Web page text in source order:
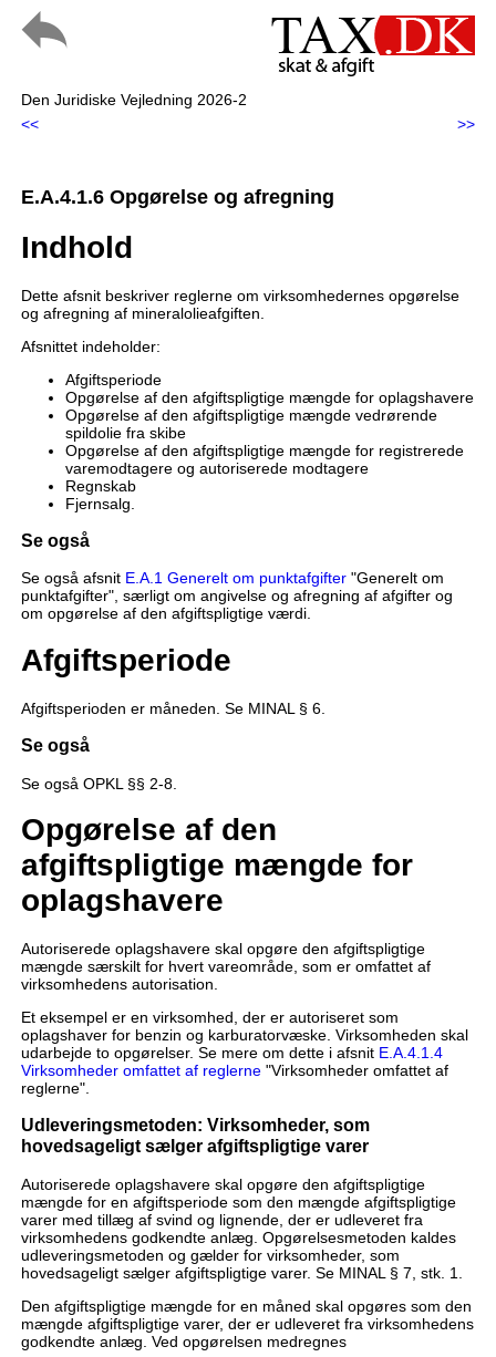
Den Juridiske Vejledning 2026-2
<<
>>
E.A.4.1.6 Opgørelse og afregning
Indhold
Dette afsnit beskriver reglerne om virksomhedernes opgørelse
og afregning af mineralolieafgiften.
Afsnittet indeholder:
Afgiftsperiode
Opgørelse af den afgiftspligtige mængde for oplagshavere
Opgørelse af den afgiftspligtige mængde vedrørende
spildolie fra skibe
Opgørelse af den afgiftspligtige mængde for registrerede
varemodtagere og autoriserede modtagere
Regnskab
Fjernsalg.
Se også
Se også afsnit E.A.1 Generelt om punktafgifter"Generelt om
punktafgifter", særligt om angivelse og afregning af afgifter og
om opgørelse af den afgiftspligtige værdi.
Afgiftsperiode
Afgiftsperioden er måneden. Se MINAL § 6.
Se også
Se også OPKL §§ 2-8.
Opgørelse af den
afgiftspligtige mængde for
oplagshavere
Autoriserede oplagshavere skal opgøre den afgiftspligtige
mængde særskilt for hvert vareområde, som er omfattet af
virksomhedens autorisation.
Et eksempel er en virksomhed, der er autoriseret som
oplagshaver for benzin og karburatorvæske. Virksomheden skal
udarbejde to opgørelser. Se mere om dette i afsnit E.A.4.1.4
Virksomheder omfattet af reglerne"Virksomheder omfattet af
reglerne".
Udleveringsmetoden: Virksomheder, som
hovedsageligt sælger afgiftspligtige varer
Autoriserede oplagshavere skal opgøre den afgiftspligtige
mængde for en afgiftsperiode som den mængde afgiftspligtige
varer med tillæg af svind og lignende, der er udleveret fra
virksomhedens godkendte anlæg. Opgørelsesmetoden kaldes
udleveringsmetoden og gælder for virksomheder, som
hovedsageligt sælger afgiftspligtige varer. Se MINAL § 7, stk. 1.
Den afgiftspligtige mængde for en måned skal opgøres som den
mængde afgiftspligtige varer, der er udleveret fra virksomhedens
godkendte anlæg. Ved opgørelsen medregnes